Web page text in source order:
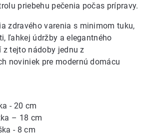
priebehu pečenia počas prípravy.
zdravého varenia s minimom tuku,
ľahkej údržby a elegantného
z tejto nádoby jednu z
noviniek pre modernú domácu
- 20 cm
– 18 cm
- 8 cm